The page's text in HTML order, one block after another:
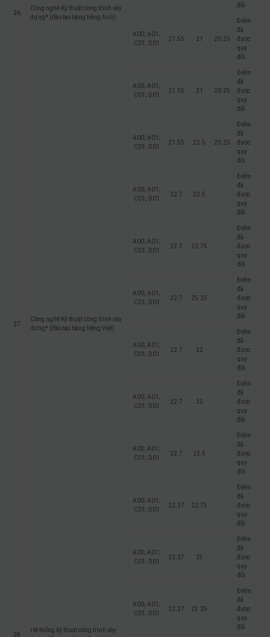
26
Công nghệ Kỹ thuật công trình xây
dựng* (đào tạo bằng tiếng Anh)
đổi
A00; A01;
C01; D01
21.55 21 20.25
Điểm
đã
được
quy
đổi
A00; A01;
C01; D01
21.55 21 20.25
Điểm
đã
được
quy
đổi
A00; A01;
C01; D01
21.55 22.5 20.25
Điểm
đã
được
quy
đổi
27
Công nghệ Kỹ thuật công trình xây
dựng* (đào tạo bằng tiếng Việt)
A00; A01;
C01; D01
22.7 22.5
Điểm
đã
được
quy
đổi
A00; A01;
C01; D01
22.7 22.75
Điểm
đã
được
quy
đổi
A00; A01;
C01; D01
22.7 25.25
Điểm
đã
được
quy
đổi
A00; A01;
C01; D01
22.7 22
Điểm
đã
được
quy
đổi
A00; A01;
C01; D01
22.7 22
Điểm
đã
được
quy
đổi
A00; A01;
C01; D01
22.7 22.5
Điểm
đã
được
quy
đổi
28
Hệ thống kỹ thuật công trình xây
A00; A01;
C01; D01
22.27 22.75
Điểm
đã
được
quy
đổi
A00; A01;
C01; D01
22.27 23
Điểm
đã
được
quy
đổi
A00; A01;
C01; D01
22.27 23.25
Điểm
đã
được
quy
đổi